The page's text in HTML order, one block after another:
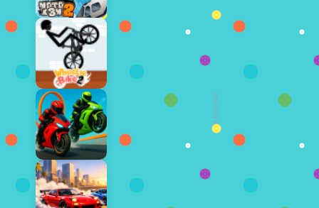
⭐ 100% (1 Stemmer)
SPILL NÅ
ANNONSE